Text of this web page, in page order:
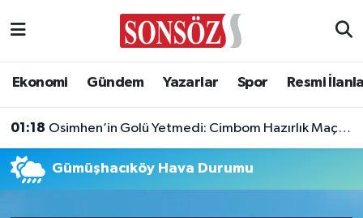
Ekonomi Gündem Yazarlar Spor Resmi
01:18 Osimhen’in Golü Yetmedi: Cimbom Hazırlık Maçını Olaylı Kapattı!
Gümüşhacıköy Hava Durumu
Asayiş
Ankara Nöbetçi Eczaneler